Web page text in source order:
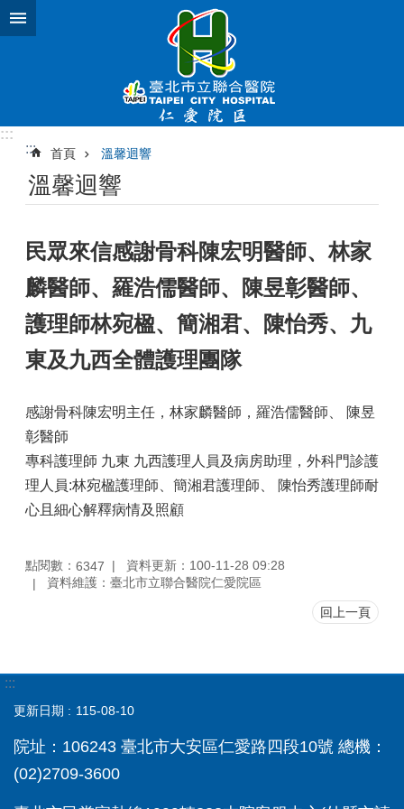
跳到主要內容區塊
:::
:::
首頁 溫馨迴響
溫馨迴響
民眾來信感謝骨科陳宏明醫師、林家
麟醫師、羅浩儒醫師、陳昱彰醫師、
護理師林宛楹、簡湘君、陳怡秀、九
東及九西全體護理團隊
感謝骨科陳宏明主任，林家麟醫師，羅浩儒醫師、 陳昱
彰醫師
專科護理師 九東 九西護理人員及病房助理，外科門診護
理人員:林宛楹護理師、簡湘君護理師、 陳怡秀護理師耐
心且細心解釋病情及照顧
點閱數： 6347
資料更新：100-11-28 09:28
資料維護：臺北市立聯合醫院仁愛院區
回上一頁
:::
更新日期 115-08-10
院址：106243 臺北市大安區仁愛路四段10號 總機：
(02)2709-3600